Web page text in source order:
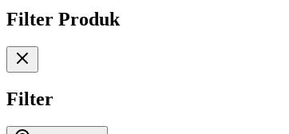
Filter Produk
Filter